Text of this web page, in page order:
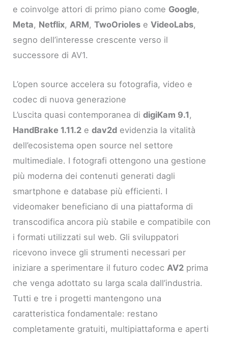
e coinvolge attori di primo piano come Google,
Meta, Netflix,ARM,TwoOrioles eVideoLabs,
segno dell’interesse crescente verso il
successore di AV1.
L’open source accelera su fotografia, video e
codec di nuova generazione
L’uscita quasi contemporanea didigiKam 9.1 ,
HandBrake 1.11.2 edav2d evidenzia la vitalità
dell’ecosistema open source nel settore
multimediale. I fotografi ottengono una gestione
più moderna dei contenuti generati dagli
smartphone e database più efficienti. I
videomaker beneficiano di una piattaforma di
transcodifica ancora più stabile e compatibile con
i formati utilizzati sul web. Gli sviluppatori
ricevono invece gli strumenti necessari per
iniziare a sperimentare il futuro codec AV2 prima
che venga adottato su larga scala dall’industria.
Tutti e tre i progetti mantengono una
caratteristica fondamentale: restano
completamente gratuiti, multipiattaforma e aperti